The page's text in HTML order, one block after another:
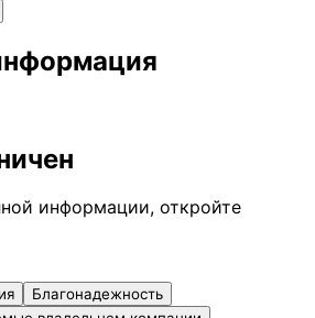
информации, откройте
Благонадежность